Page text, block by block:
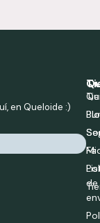
en Queloide :)
de
Mi